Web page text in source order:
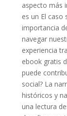
aspecto más
es un El
importancia
navegar
experiencia
ebook gratis
puede
social? La
históricos y
una lectura